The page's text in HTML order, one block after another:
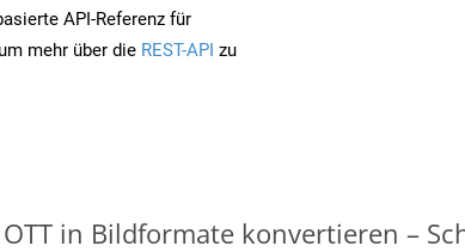
API-Referenz für
mehr über die REST-API zu
in Bildformate konvertieren –